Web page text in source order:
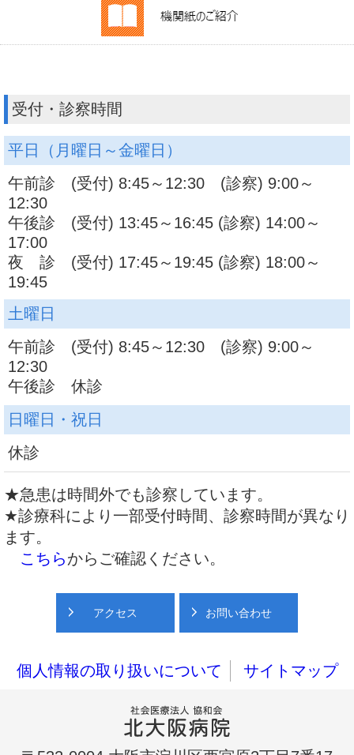
受付・診察時間
平日（月曜日～金曜日）
午前診 (受付) 8:45～12:30 (診察) 9:00～
12:30
午後診 (受付) 13:45～16:45 (診察) 14:00～
17:00
夜 診 (受付) 17:45～19:45 (診察) 18:00～
19:45
土曜日
午前診 (受付) 8:45～12:30 (診察) 9:00～
12:30
午後診 休診
日曜日・祝日
休診
★急患は時間外でも診察しています。
★診療科により一部受付時間、診察時間が異なり
ます。
こちらからご確認ください。
アクセス お問い合わせ
個人情報の取り扱いについて サイトマップ